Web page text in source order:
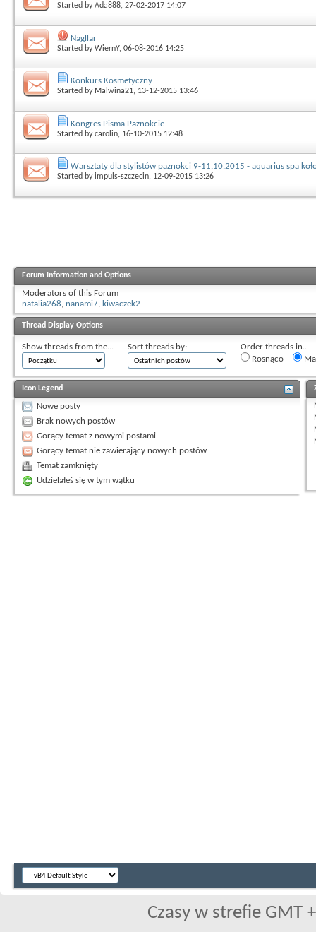
Started byAda888, 27-02-2017 14:07
Nagllar
Started byWiernY, 06-08-2016 14:25
Konkurs Kosmetyczny
Started by Malwina21, 13-12-2015 13:46
Kongres Pisma Paznokcie
Started bycarolin, 16-10-2015 12:48
Warsztaty dla stylistów paznokci 9-11.10.2015 - aquarius spa
Started byimpuls-szczecin, 12-09-2015 13:26
Forum Information and Options
Moderators of this Forum
natalia268, nanami7, kiwaczek2
Thread Display Options
Show threads from the... Sort threads by:
Order threads in...
Rosnąco
Icon Legend
Nowe posty
Brak nowych postów
Gorący temat z nowymi postami
Gorący temat nie zawierający nowych postów
Temat zamknięty
Udzielałeś się w tym wątku
Czasy w strefie GMT